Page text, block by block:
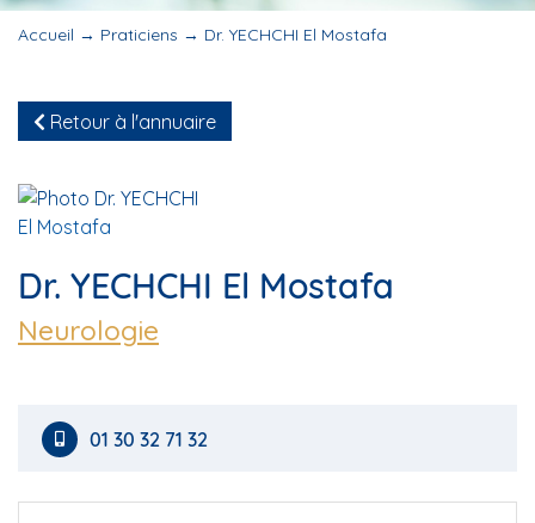
Accueil → Praticiens → Dr. YECHCHI El Mostafa
Retour à l'annuaire
Dr. YECHCHI El Mostafa
Neurologie
01 30 32 71 32